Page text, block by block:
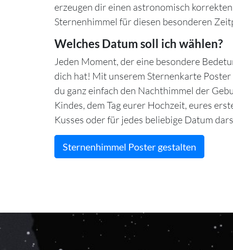
erzeugen dir einen astronomisch korrekten
Sternenhimmel für diesen besonderen
Welches Datum soll ich wählen?
Jeden Moment, der eine besondere
dich hat! Mit unserem Sternenkarte
du ganz einfach den Nachthimmel der
Kindes, dem Tag eurer Hochzeit, eures
Kusses oder für jedes beliebige Datum
Sternenhimmel Poster gestalten